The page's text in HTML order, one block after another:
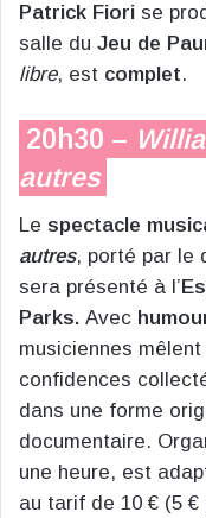
Patrick Fiori se
salle du Jeu de
libre, est complet.
20h30 –
autres
Le spectacle
autres, porté par le
sera présenté à l’
Parks. Avec
musiciennes
confidences
dans une forme
documentaire.
une heure, est
au tarif de 10 € (5